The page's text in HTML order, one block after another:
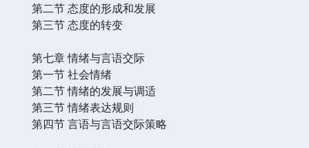
第二节 态度的形成和发展
第三节 态度的转变
第七章 情绪与言语交际
第一节 社会情绪
第二节 情绪的发展与调适
第三节 情绪表达规则
第四节 言语与言语交际策略